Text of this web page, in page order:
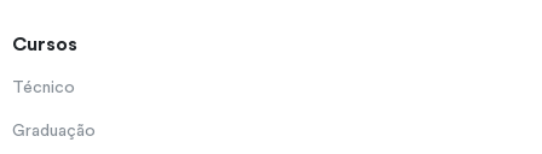
Cursos
Técnico
Graduação